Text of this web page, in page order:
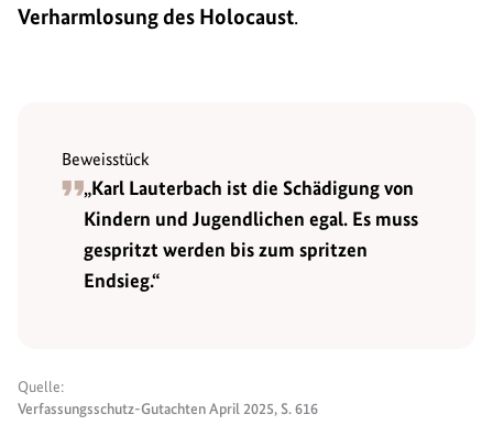
Verharmlosung des Holocaust.
Beweisstück
„Karl Lauterbach ist die Schädigung von
Kindern und Jugendlichen egal. Es muss
gespritzt werden bis zum spritzen
Endsieg.“
Quelle:
Verfassungsschutz-Gutachten April 2025, S. 616